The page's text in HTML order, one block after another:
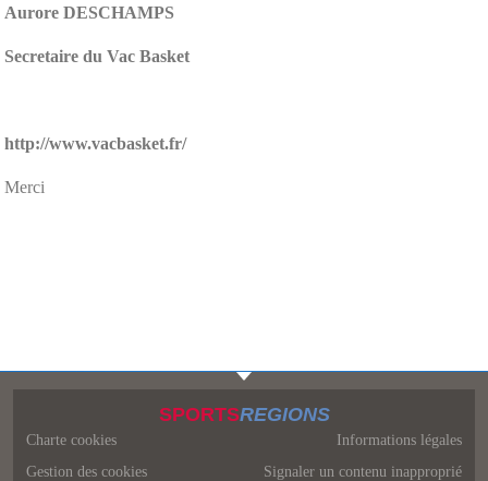
Aurore DESCHAMPS
Secretaire du Vac Basket
http://www.vacbasket.fr/
Merci
SPORTSREGIONS
Charte cookies
Gestion des cookies
Informations légales
Signaler un contenu inapproprié